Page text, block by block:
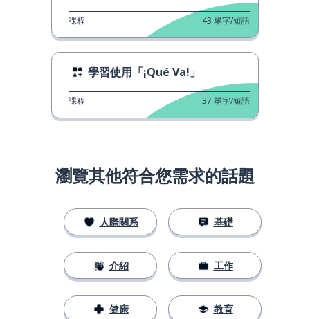
課程 43 單字/短語
學習使用「¡Qué Va!」
課程 37 單字/短語
瀏覽其他符合您需求的話題
人際關系
介紹
健康
基礎
工作
教育